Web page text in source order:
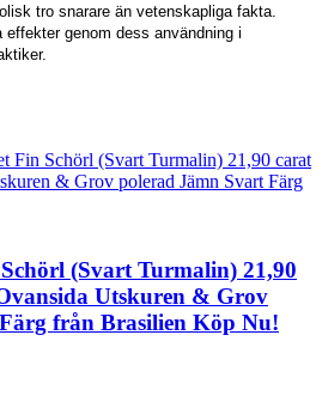
tro snarare än vetenskapliga fakta.
genom dess användning i
(Svart Turmalin) 21,90
Utskuren & Grov
från Brasilien Köp Nu!